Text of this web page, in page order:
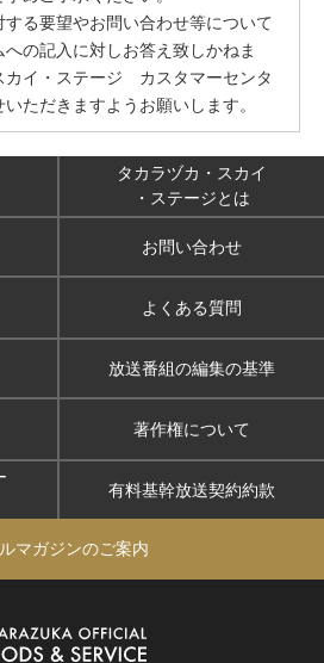
る要望やお問い合わせ等について
の記入に対しお答え致しかねま
カイ・ステージ カスタマーセンタ
ただきますようお願いします。
タカラヅカ・スカイ
・ステージとは
お問い合わせ
よくある質問
放送番組の編集の基準
著作権について
有料基幹放送契約約款
マガジンのご案内